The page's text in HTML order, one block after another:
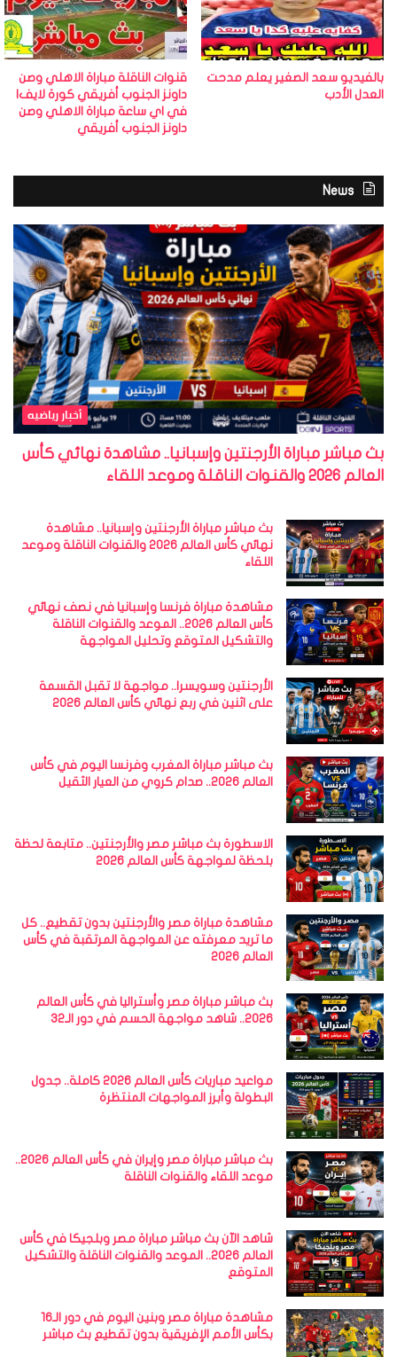
بالفيديو سعد الصغير يعلم مدحت
العدل الأدب
قنوات الناقلة مباراة الاهلي وصن
داونز الجنوب أفريقي كورة لايف|
في اي ساعة مباراة الاهلي وصن
داونز الجنوب أفريقي
News
أخبار رياضيه
بث مباشر مباراة الأرجنتين وإسبانيا.. مشاهدة نهائي كأس
العالم 2026 والقنوات الناقلة وموعد اللقاء
بث مباشر مباراة الأرجنتين وإسبانيا.. مشاهدة
نهائي كأس العالم 2026 والقنوات الناقلة وموعد
اللقاء
مشاهدة مباراة فرنسا وإسبانيا في نصف نهائي
كأس العالم 2026.. الموعد والقنوات الناقلة
والتشكيل المتوقع وتحليل المواجهة
الأرجنتين وسويسرا.. مواجهة لا تقبل القسمة
على اثنين في ربع نهائي كأس العالم 2026
بث مباشر مباراة المغرب وفرنسا اليوم في كأس
العالم 2026.. صدام كروي من العيار الثقيل
الاسطورة بث مباشر مصر والأرجنتين.. متابعة لحظة
بلحظة لمواجهة كأس العالم 2026
مشاهدة مباراة مصر والأرجنتين بدون تقطيع.. كل
ما تريد معرفته عن المواجهة المرتقبة في كأس
العالم 2026
بث مباشر مباراة مصر وأستراليا في كأس العالم
2026.. شاهد مواجهة الحسم في دور الـ32
مواعيد مباريات كأس العالم 2026 كاملة.. جدول
البطولة وأبرز المواجهات المنتظرة
بث مباشر مباراة مصر وإيران في كأس العالم 2026..
موعد اللقاء والقنوات الناقلة
شاهد الآن بث مباشر مباراة مصر وبلجيكا في كأس
العالم 2026.. الموعد والقنوات الناقلة والتشكيل
المتوقع
مشاهدة مباراة مصر وبنين اليوم في دور الـ16
بكأس الأمم الإفريقية بدون تقطيع بث مباشر